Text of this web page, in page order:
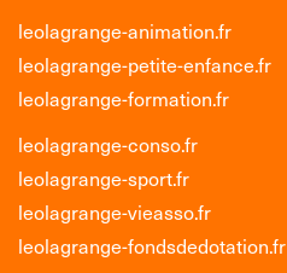
leolagrange-animation.fr
leolagrange-petite-enfance.fr
leolagrange-formation.fr
leolagrange-conso.fr
leolagrange-sport.fr
leolagrange-vieasso.fr
leolagrange-fondsdedotation.fr